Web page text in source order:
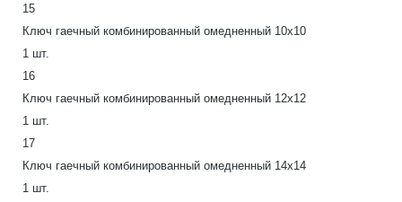
15
Ключ гаечный комбинированный омедненный 10х10
1 шт.
16
Ключ гаечный комбинированный омедненный 12х12
1 шт.
17
Ключ гаечный комбинированный омедненный 14х14
1 шт.